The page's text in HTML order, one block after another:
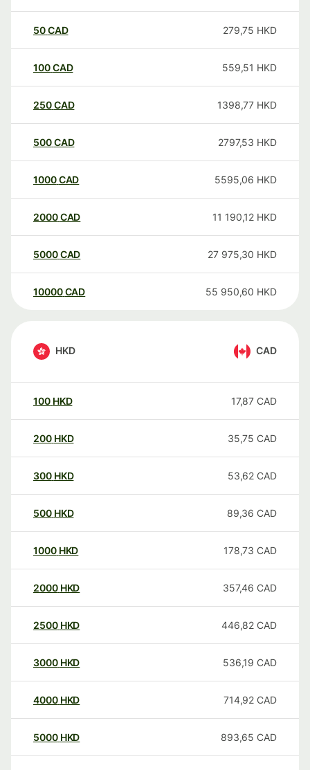
50CAD 279,75 HKD
100CAD 559,51 HKD
250CAD 1398,77 HKD
500CAD 2797,53 HKD
1000CAD 5595,06 HKD
2000CAD 11 190,12 HKD
5000CAD 27 975,30 HKD
10000 CAD 55 950,60 HKD
HKD CAD
100 HKD 17,87 CAD
200 HKD 35,75 CAD
300 HKD 53,62 CAD
500 HKD 89,36 CAD
1000 HKD 178,73 CAD
2000 HKD 357,46 CAD
2500 HKD 446,82 CAD
3000 HKD 536,19 CAD
4000 HKD 714,92 CAD
5000 HKD 893,65 CAD